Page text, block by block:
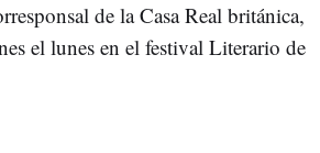
de la Casa Real británica,
el lunes en el festival Literario de